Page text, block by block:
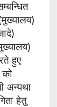
हुए
को
अन्यथा
हेतु